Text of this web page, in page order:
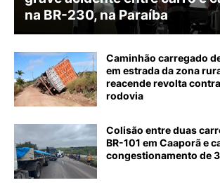
na BR-230, na Paraíba
Caminhão carregado
em estrada da zona
reacende revolta
rodovia
Colisão entre duas
BR-101 em Caaporã e
congestionamento de